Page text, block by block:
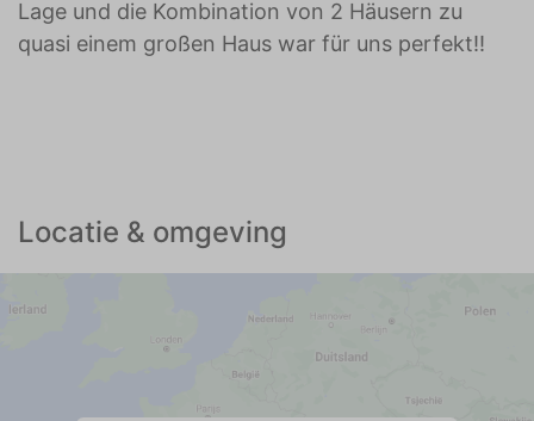
Lage und die Kombination von 2 Häusern zu
quasi einem großen Haus war für uns perfekt!!
Locatie & omgeving